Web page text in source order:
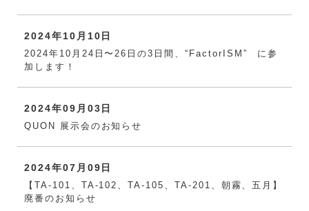
2024年10月10日
2024年10月24日〜26日の3日間、“FactorISM” に参
加します！
2024年09月03日
QUON 展示会のお知らせ
2024年07月09日
【TA-101、TA-102、TA-105、TA-201、朝霧、五月】
廃番のお知らせ